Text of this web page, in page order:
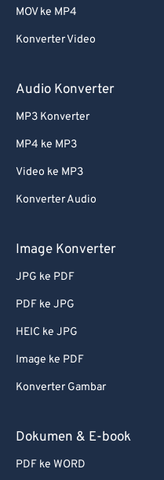
MOV ke MP4
Konverter Video
Audio Konverter
MP3 Konverter
MP4 ke MP3
Video ke MP3
Konverter Audio
Image Konverter
JPG ke PDF
PDF ke JPG
HEIC ke JPG
Image ke PDF
Konverter Gambar
Dokumen & E-book
PDF ke WORD